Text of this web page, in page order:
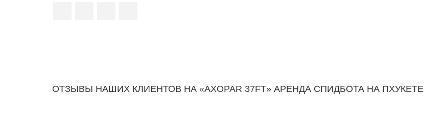
ОТЗЫВЫ НАШИХ КЛИЕНТОВ НА «AXOPAR 37FT» АРЕНДА СПИДБОТА НА ПХУКЕТЕ